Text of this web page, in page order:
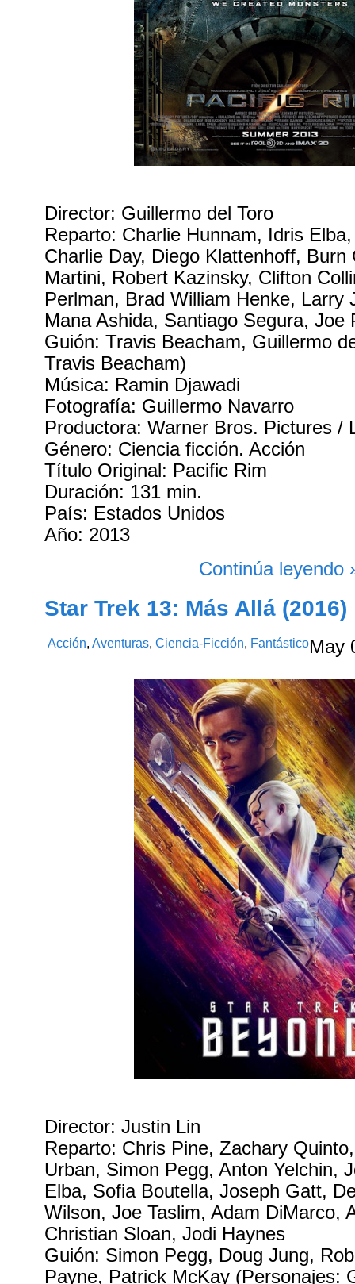
Director: Guillermo del Toro
Reparto: Charlie Hunnam, Idris
Charlie Day, Diego Klattenhoff, Burn
Martini, Robert Kazinsky, Clifton
Perlman, Brad William Henke, Larry
Mana Ashida, Santiago Segura, Joe
Guión: Travis Beacham, Guillermo
Travis Beacham)
Música: Ramin Djawadi
Fotografía: Guillermo Navarro
Productora: Warner Bros. Pictures /
Género: Ciencia ficción. Acción
Título Original: Pacific Rim
Duración: 131 min.
País: Estados Unidos
Año: 2013
Continúa leyendo
Star Trek 13: Más Allá (2016)
Acción,Aventuras,Ciencia-Ficción, Fantástico May
Director: Justin Lin
Reparto: Chris Pine, Zachary
Urban, Simon Pegg, Anton Yelchin,
Elba, Sofia Boutella, Joseph Gatt,
Wilson, Joe Taslim, Adam DiMarco,
Christian Sloan, Jodi Haynes
Guión: Simon Pegg, Doug Jung,
Payne, Patrick McKay (Personajes: